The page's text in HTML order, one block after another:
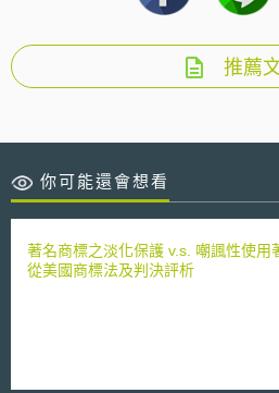
推薦
你可能還會想看
著名商標之淡化保護 v.s. 嘲諷性使用
從美國商標法及判決評析